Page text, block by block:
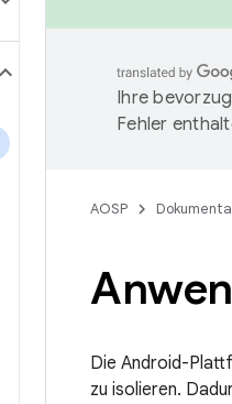
Ihre
Fehler
AOSP
Die Android-
zu isolieren.